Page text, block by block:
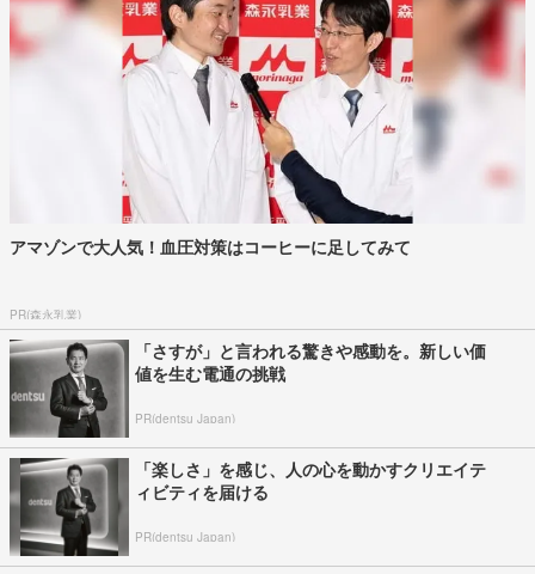
アマゾンで大人気！血圧対策はコーヒーに足してみて
PR(森永乳業)
「さすが」と言われる驚きや感動を。新しい価
値を生む電通の挑戦
PR(dentsu Japan)
「楽しさ」を感じ、人の心を動かすクリエイテ
ィビティを届ける
PR(dentsu Japan)